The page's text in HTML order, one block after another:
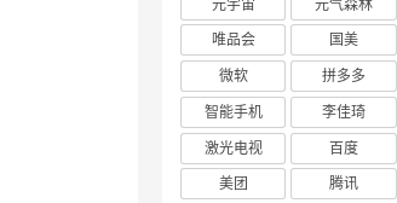
元宇宙
元气森林
唯品会
国美
微软
拼多多
智能手机
李佳琦
激光电视
百度
美团
腾讯